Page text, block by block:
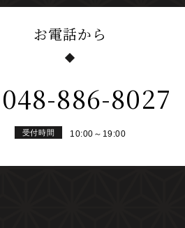
お電話から
048-886-8027
受付時間 10:00～19:00